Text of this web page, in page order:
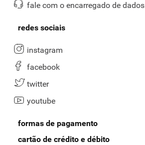
fale com o encarregado de dados
redes sociais
instagram
facebook
twitter
youtube
formas de pagamento
cartão de crédito e débito